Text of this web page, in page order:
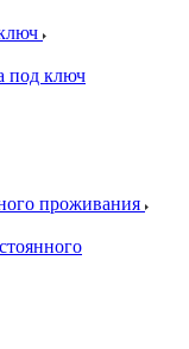
под ключ
проживания